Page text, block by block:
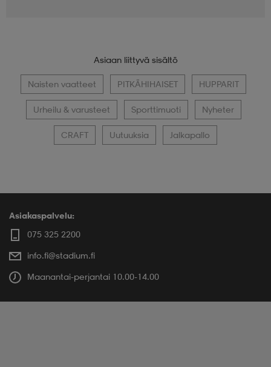
Asiaan liittyvä sisältö
Naisten vaatteet PITKÄHIHAISET HUPPARIT
Urheilu & varusteet Sporttimuoti Nyheter
CRAFT Uutuuksia Jalkapallo
Asiakaspalvelu:
075 325 2200
info.fi@stadium.fi
Maanantai-perjantai 10.00-14.00